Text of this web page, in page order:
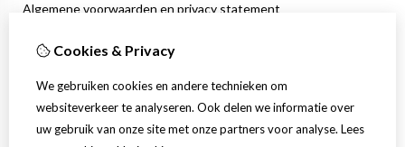
Algemene voorwaarden en privacy statement
Inloggen
Verlanglijst
Nieuwsbrief
Klantenservice
Cookies & Privacy
We gebruiken cookies en andere technieken om
websiteverkeer te analyseren. Ook delen we informatie over
uw gebruik van onze site met onze partners voor analyse. Lees